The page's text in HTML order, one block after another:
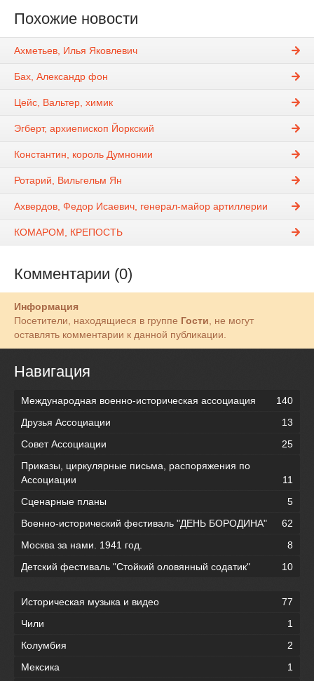
Похожие новости
Ахметьев, Илья Яковлевич
Бах, Александр фон
Цейс, Вальтер, химик
Эгберт, архиепископ Йоркский
Константин, король Думнонии
Ротарий, Вильгельм Ян
Ахвердов, Федор Исаевич, генерал-майор артиллерии
КОМАРОМ, КРЕПОСТЬ
Комментарии (0)
Информация
Посетители, находящиеся в группе Гости , не могут
оставлять комментарии к данной публикации.
Навигация
Международная военно-историческая ассоциация
140
Друзья Ассоциации
13
Совет Ассоциации
25
Приказы, циркулярные письма, распоряжения по
Ассоциации
11
Сценарные планы
5
Военно-исторический фестиваль "ДЕНЬ БОРОДИНА"
62
Москва за нами. 1941 год.
8
Детский фестиваль "Стойкий оловянный содатик"
10
Историческая музыка и видео
77
Чили
1
Колумбия
2
Мексика
1